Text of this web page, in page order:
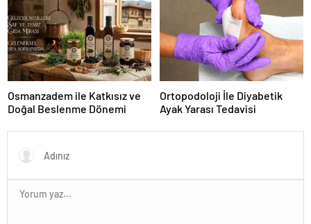
Osmanzadem ile Katkısız ve
Doğal Beslenme Dönemi
Ortopodoloji İle Diyabetik
Ayak Yarası Tedavisi